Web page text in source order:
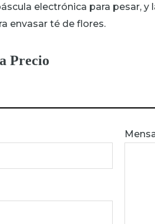
electrónica para pesar,
envasar té de flores.
Precio